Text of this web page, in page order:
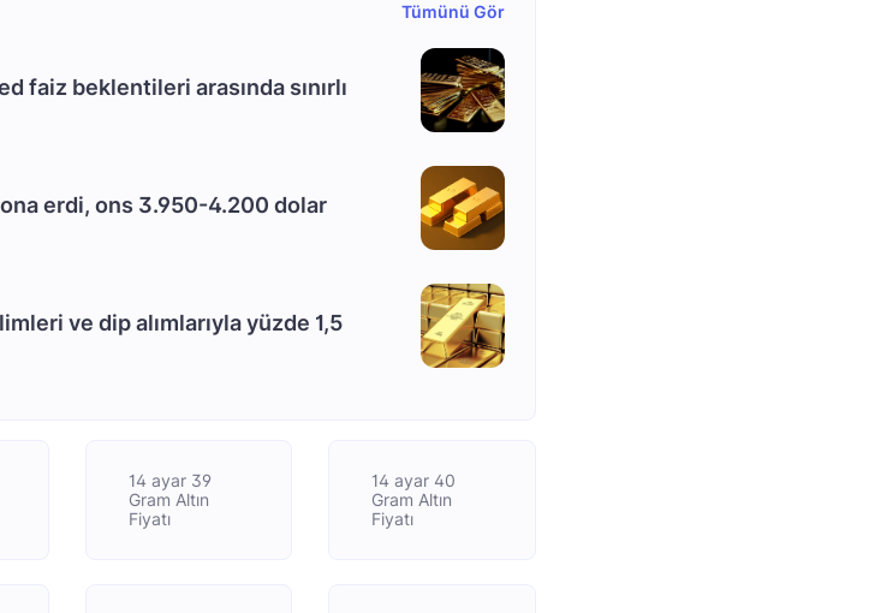
Tümünü Gör
faiz beklentileri arasında sınırlı
erdi, ons 3.950-4.200 dolar
ve dip alımlarıyla yüzde 1,5
14 ayar 39
Gram Altın
Fiyatı
14 ayar 40
Gram Altın
Fiyatı